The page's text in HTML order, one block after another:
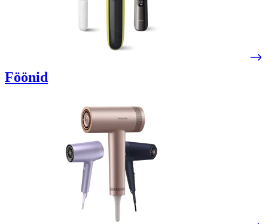
Föönid